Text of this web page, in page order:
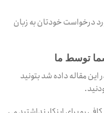
درخواست خودتان به زبان
توسط ما
این مقاله داده شد بتونید